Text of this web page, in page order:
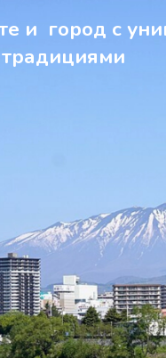
и город с